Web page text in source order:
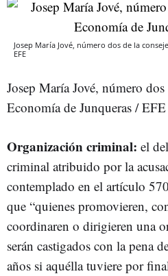
Josep María Jové, número dos de la
EFE
Josep María Jové, número
Economía de Junqueras / EFE
Organización criminal: el
criminal atribuido por la
contemplado en el artículo
que “quienes promovieren,
coordinaren o dirigieren una
serán castigados con la pena
años si aquélla tuviere por